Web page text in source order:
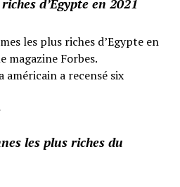
les plus riches d’Egypte en
magazine Forbes.
a recensé six
les plus riches du